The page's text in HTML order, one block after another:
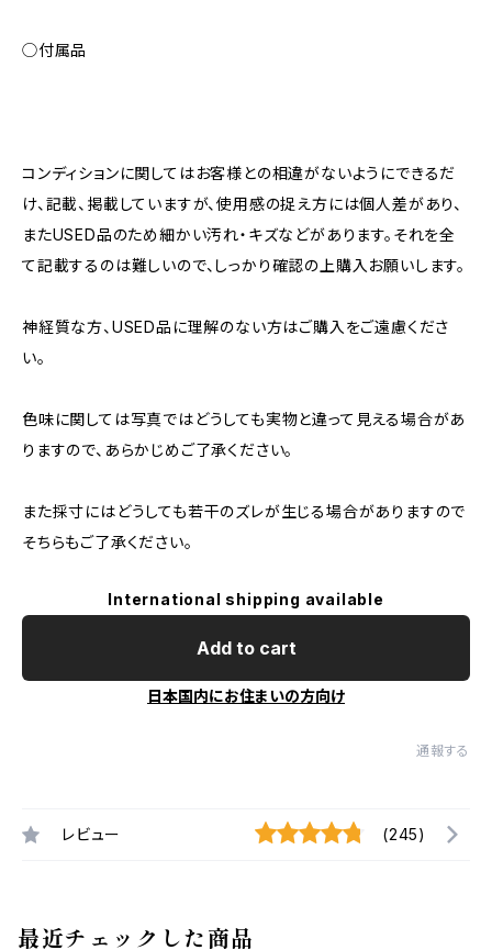
◯付属品
コンディションに関してはお客様との相違がないようにできるだ
け、記載、掲載していますが、使用感の捉え方には個人差があり、
またUSED品のため細かい汚れ・キズなどがあります。それを全
て記載するのは難しいので、しっかり確認の上購入お願いします。
神経質な方、USED品に理解のない方はご購入をご遠慮くださ
い。
色味に関しては写真ではどうしても実物と違って見える場合があ
りますので、あらかじめご了承ください。
また採寸にはどうしても若干のズレが生じる場合がありますので
そちらもご了承ください。
International shipping available
Add to cart
日本国内にお住まいの方向け
通報する
レビュー (245)
最近チェックした商品